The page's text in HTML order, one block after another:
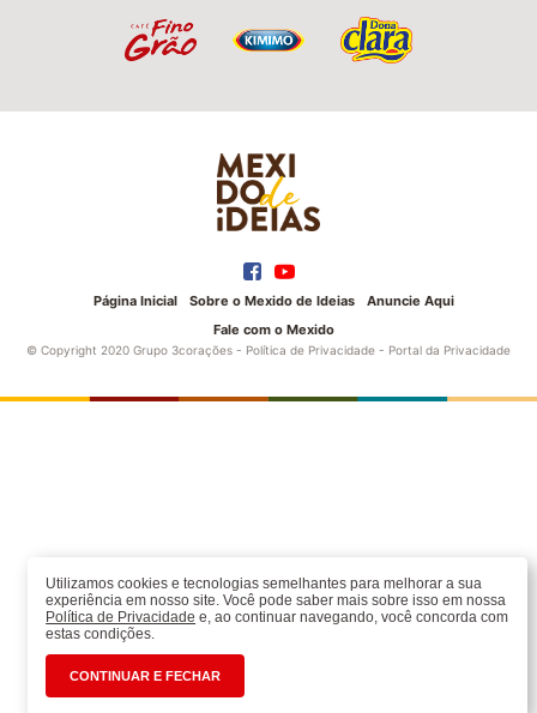
Utilizamos cookies e tecnologias semelhantes para melhorar a sua
experiência em nosso site. Você pode saber mais sobre isso em nossa
Política de Privacidade e, ao continuar navegando, você concorda com
estas condições.
CONTINUAR E FECHAR
Página Inicial Sobre o Mexido de Ideias
Anuncie Aqui
Fale com o Mexido
© Copyright 2020 Grupo 3corações - Política de Privacidade - Portal da Privacidade